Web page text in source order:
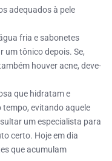
adequados à pele
fria e sabonetes
um tônico depois. Se,
houver acne, deve-
que hidratam e
evitando aquele
um especialista para
certo. Hoje em dia
que acumulam